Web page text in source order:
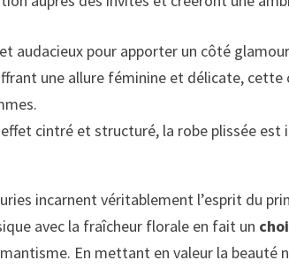
audacieux pour apporter un côté
une allure féminine et délicate,
cintré et structuré, la robe plissée est
incarnent véritablement l’esprit du
avec la fraîcheur florale en fait un
En mettant en valeur la